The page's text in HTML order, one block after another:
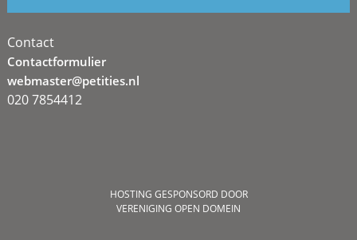
Contact
Contactformulier
webmaster@petities.nl
020 7854412
HOSTING GESPONSORD DOOR
VERENIGING OPEN DOMEIN